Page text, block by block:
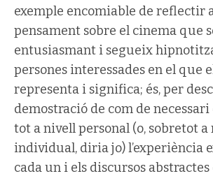
exemple encomiable de reflectir
pensament sobre el cinema que
entusiasmant i segueix
persones interessades en el que
representa i significa; és, per
demostració de com de
tot a nivell personal (o, sobretot a
individual, diria jo) l’experiència
cada un i els discursos